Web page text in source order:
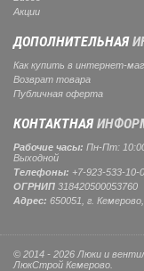
Акции
ДОПОЛНИТЕЛЬНАЯ
Как купить в интернет-
Возврат товара
Публичная оферта
КОНТАКТНАЯ
Рабочие часы: Пн-Пт:
Выходной
Телефоны: +7-923-533-10-
ОГРНИП 318420500053760
Адрес: 650051, г.
© 2014 - 2026 Люки и
ЛюкСтрой Кемерово.